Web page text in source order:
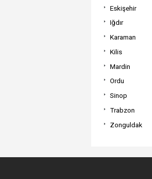
Eskişehir
Iğdır
Karaman
Kilis
Mardin
Ordu
Sinop
Trabzon
Zonguldak